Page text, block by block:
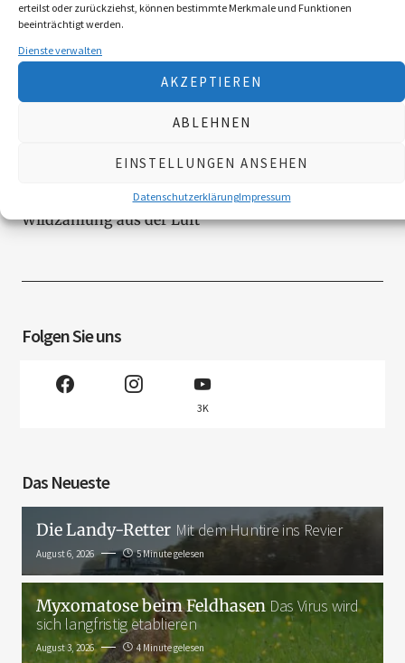
erteilst oder zurückziehst, können bestimmte Merkmale und Funktionen
beeinträchtigt werden.
Dienste verwalten
AKZEPTIEREN
ABLEHNEN
EINSTELLUNGEN ANSEHEN
DatenschutzerklärungImpressum
Die Landy-Retter
Myxomatose beim Feldhasen
Reaktion der Murmel auf den Klimawandel
Faszination Blattjagd
Wildzählung aus der Luft
Folgen Sie uns
3K
Das Neueste
Die Landy-Retter Mit dem Huntire ins Revier
August 6, 2026 5 Minute gelesen
Myxomatose beim Feldhasen Das Virus wird
sich langfristig etablieren
August 3, 2026 4 Minute gelesen